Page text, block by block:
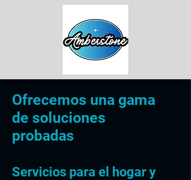
Ofrecemos una gama
de soluciones
probadas
Servicios para el hogar y